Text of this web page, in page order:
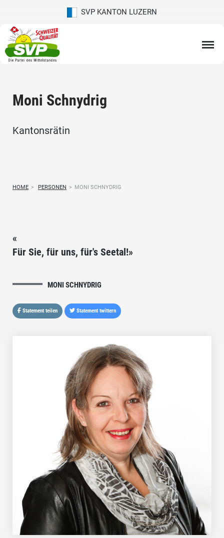
SVP KANTON LUZERN
Moni Schnydrig
Kantonsrätin
HOME > PERSONEN > MONI SCHNYDRIG
«
Für Sie, für uns, für's Seetal!»
MONI SCHNYDRIG
Statement teilen Statement twittern